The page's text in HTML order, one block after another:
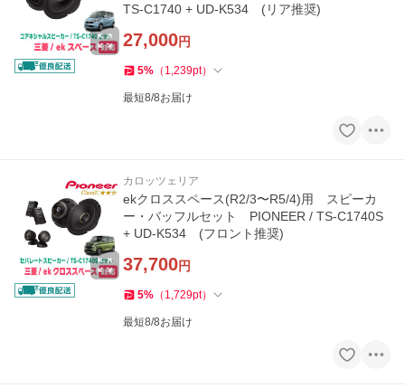
TS-C1740 + UD-K534 (リア推奨)
27,000円
5% （ 1,239pt）
最短8/8お届け
カロッツェリア
ekクロススペース(R2/3〜R5/4)用 スピーカ
ー・バッフルセット PIONEER / TS-C1740S
+ UD-K534 (フロント推奨)
37,700円
5% （ 1,729pt）
最短8/8お届け